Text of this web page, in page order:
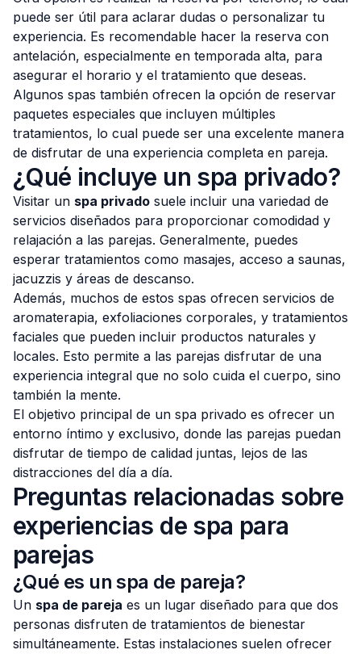
puede ser útil para aclarar dudas o personalizar tu
experiencia. Es recomendable hacer la reserva con
antelación, especialmente en temporada alta, para
asegurar el horario y el tratamiento que deseas.
Algunos spas también ofrecen la opción de reservar
paquetes especiales que incluyen múltiples
tratamientos, lo cual puede ser una excelente manera
de disfrutar de una experiencia completa en pareja.
¿Qué incluye un spa privado?
Visitar un spa privado suele incluir una variedad de
servicios diseñados para proporcionar comodidad y
relajación a las parejas. Generalmente, puedes
esperar tratamientos como masajes, acceso a saunas,
jacuzzis y áreas de descanso.
Además, muchos de estos spas ofrecen servicios de
aromaterapia, exfoliaciones corporales, y tratamientos
faciales que pueden incluir productos naturales y
locales. Esto permite a las parejas disfrutar de una
experiencia integral que no solo cuida el cuerpo, sino
también la mente.
El objetivo principal de un spa privado es ofrecer un
entorno íntimo y exclusivo, donde las parejas puedan
disfrutar de tiempo de calidad juntas, lejos de las
distracciones del día a día.
Preguntas relacionadas sobre
experiencias de spa para
parejas
¿Qué es un spa de pareja?
Un spa de pareja es un lugar diseñado para que dos
personas disfruten de tratamientos de bienestar
simultáneamente. Estas instalaciones suelen ofrecer